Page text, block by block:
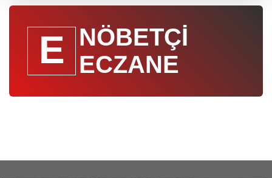
E
NÖBETÇİ
ECZANE